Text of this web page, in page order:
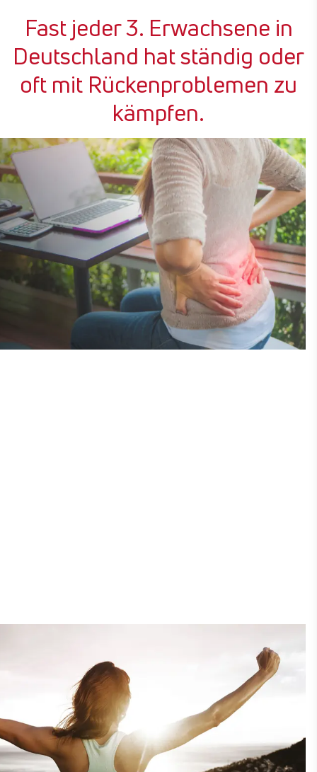
Fast jeder 3. Erwachsene in
Deutschland hat ständig oder
oft mit Rückenproblemen zu
kämpfen.